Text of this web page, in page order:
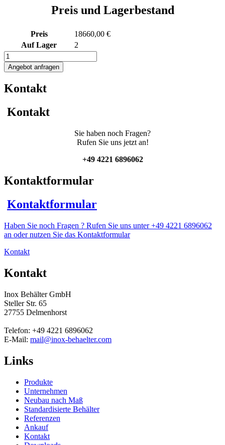
Preis und Lagerbestand
Preis
18660,00 €
Auf Lager
2
1150L
elektrisch
beheizter
Rührwerksbehälter
mit
und
Ankerrührwerk
Angebot anfragen
Kontakt
Kontakt
Sie haben noch Fragen?
Rufen Sie uns jetzt an!
+49 4221 6896062
Kontaktformular
Kontaktformular
Haben Sie noch Fragen ? Rufen Sie uns unter +49 4221 6896062
an oder nutzen Sie das Kontaktformular
Kontakt
Kontakt
Inox Behälter GmbH
Steller Str. 65
27755 Delmenhorst
Telefon: +49 4221 6896062
E-Mail: mail@inox-behaelter.com
Links
Produkte
Unternehmen
Neubau nach Maß
Standardisierte Behälter
Referenzen
Ankauf
Kontakt